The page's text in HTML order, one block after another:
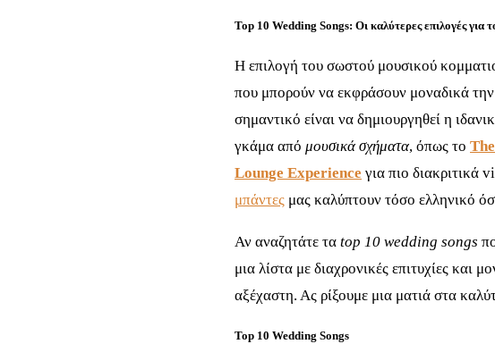
Top 10 Wedding Songs: Οι καλύτερες επιλογές για
Η επιλογή του σωστού μουσικού
που μπορούν να εκφράσουν μοναδικά
σημαντικό είναι να δημιουργηθεί η
γκάμα από μουσικά σχήματα, όπως το
Lounge Experience για πιο διακριτικά
μπάντες μας καλύπτουν τόσο ελληνικό
Αν αναζητάτε τα top 10 wedding songs
μια λίστα με διαχρονικές επιτυχίες
αξέχαστη. Ας ρίξουμε μια ματιά στα
Top 10 Wedding Songs